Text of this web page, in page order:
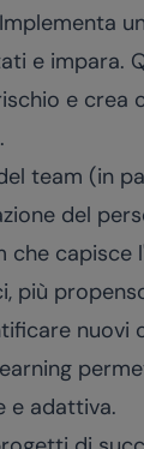
e impara.
e crea
team (in
del
che capisce
più
nuovi
e adattiva.